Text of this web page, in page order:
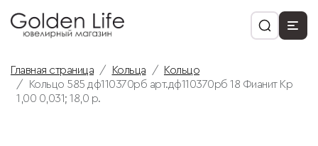
Главная страница Кольца
Кольцо
Кольцо 585 дф110370рб арт.дф110370рб 18 Фианит Кр
1,00 0,031; 18,0 р.